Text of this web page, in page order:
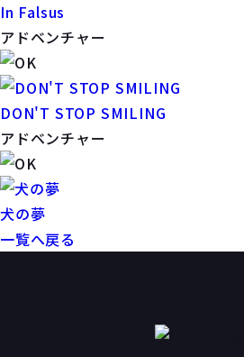
In Falsus
アドベンチャー
DON'T STOP SMILING
アドベンチャー
犬の夢
一覧へ戻る